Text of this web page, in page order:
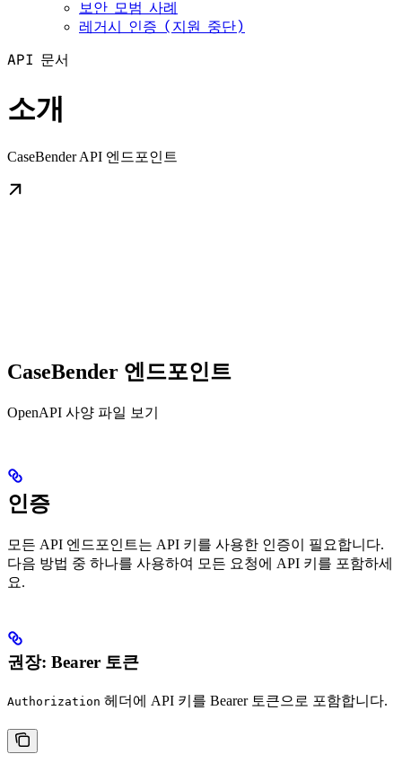
보안 모범 사례
레거시 인증 (지원 중단)
API 문서
소개
CaseBender API 엔드포인트
CaseBender 엔드포인트
OpenAPI 사양 파일 보기
인증
모든 API 엔드포인트는 API 키를 사용한 인증이 필요합니다.
다음 방법 중 하나를 사용하여 모든 요청에 API 키를 포함하세
요.
권장: Bearer 토큰
Authorization 헤더에 API 키를 Bearer 토큰으로 포함합니다.